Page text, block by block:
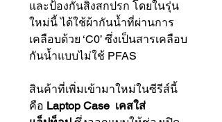
และป้องกันสิ่งสกปรก โดยในรุ่น
ใหม่นี้ ได้ใช้ผ้ากันน้ำที่ผ่านการ
เคลือบด้วย ‘C0’ ซึ่งเป็นสารเคลือบ
กันน้ำแบบไม่ใช้ PFAS
สินค้าที่เพิ่มเข้ามาใหม่ในซีรีส์นี้
คือ Laptop Case เคสใส่